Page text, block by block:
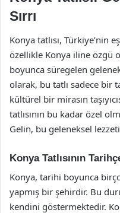
Sırrı
Konya tatlısı, Türkiye’nin
özellikle Konya iline özgü
boyunca süregelen
olarak, bu tatlı sadece bir
kültürel bir mirasın
tatlısının bu kadar özel
Gelin, bu geleneksel
Konya Tatlısının
Konya, tarihi boyunca
yapmış bir şehirdir. Bu
kendini göstermektedir.